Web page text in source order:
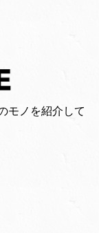
モノを紹介して